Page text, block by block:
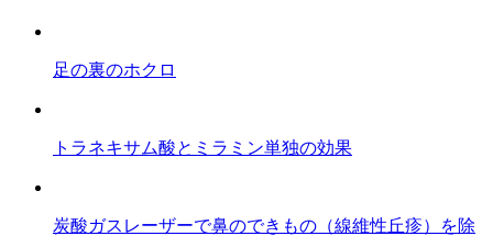
足の裏のホクロ
トラネキサム酸とミラミン単独の効果
炭酸ガスレーザーで鼻のできもの（線維性丘疹）を除